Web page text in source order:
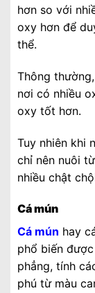
hơn so với
oxy hơn để
thể.
Thông
nơi có nhiều
oxy tốt hơn.
Tuy nhiên khi
chỉ nên nuôi
nhiều chật
Cá mún
Cá mún hay
phổ biến
phẳng, tính
phú từ màu